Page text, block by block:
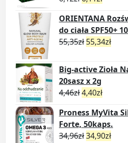
ORIENTANA
do ciała SPF50+
55,35zł 55,34zł
Big-active Zioła
20sasz x 2g
4,46zł4,40zł
Proness MyVita
Forte, 50kaps.
34,96zł34,90zł